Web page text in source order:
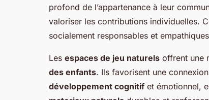
profond de l’appartenance à leur
valoriser les contributions individuelles.
socialement responsables et
Les espaces de jeu naturels offrent une
des enfants. Ils favorisent une
développement cognitif et émotionnel,